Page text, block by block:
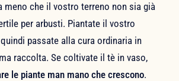
meno che il vostro terreno non sia già
per arbusti. Piantate il vostro
passate alla cura ordinaria in
raccolta. Se coltivate il tè in vaso,
le piante man mano che crescono.